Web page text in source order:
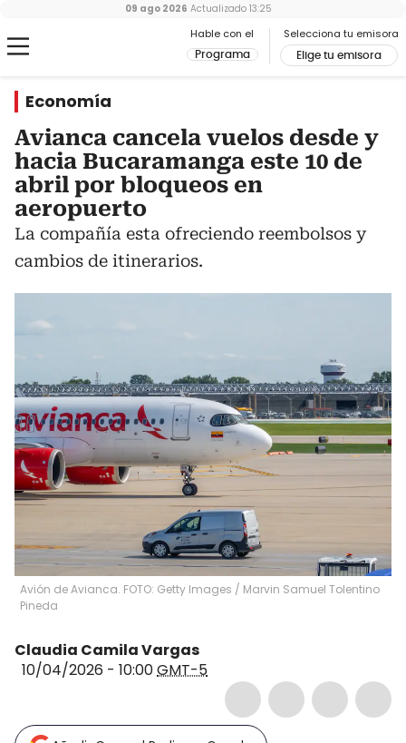
Hable con el
Programa
Selecciona tu emisora
Elige tu emisora
09 ago 2026 Actualizado 13:25
Economía
Avianca cancela vuelos desde y
hacia Bucaramanga este 10 de
abril por bloqueos en
aeropuerto
La compañía esta ofreciendo reembolsos y
cambios de itinerarios.
Avión de Avianca. FOTO: Getty Images / Marvin Samuel Tolentino
Pineda
Claudia Camila Vargas
10/04/2026 - 10:00GMT-5